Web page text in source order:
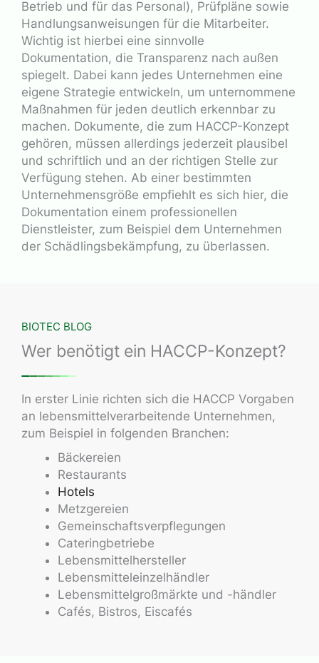
Betrieb und für das Personal), Prüfpläne sowie
Handlungsanweisungen für die Mitarbeiter.
Wichtig ist hierbei eine sinnvolle
Dokumentation, die Transparenz nach außen
spiegelt. Dabei kann jedes Unternehmen eine
eigene Strategie entwickeln, um unternommene
Maßnahmen für jeden deutlich erkennbar zu
machen. Dokumente, die zum HACCP-Konzept
gehören, müssen allerdings jederzeit plausibel
und schriftlich und an der richtigen Stelle zur
Verfügung stehen. Ab einer bestimmten
Unternehmensgröße empfiehlt es sich hier, die
Dokumentation einem professionellen
Dienstleister, zum Beispiel dem Unternehmen
der Schädlingsbekämpfung, zu überlassen.
BIOTEC BLOG
Wer benötigt ein HACCP-Konzept?
In erster Linie richten sich die HACCP Vorgaben
an lebensmittelverarbeitende Unternehmen,
zum Beispiel in folgenden Branchen:
Bäckereien
Restaurants
Hotels
Metzgereien
Gemeinschaftsverpflegungen
Cateringbetriebe
Lebensmittelhersteller
Lebensmitteleinzelhändler
Lebensmittelgroßmärkte und -händler
Cafés, Bistros, Eiscafés